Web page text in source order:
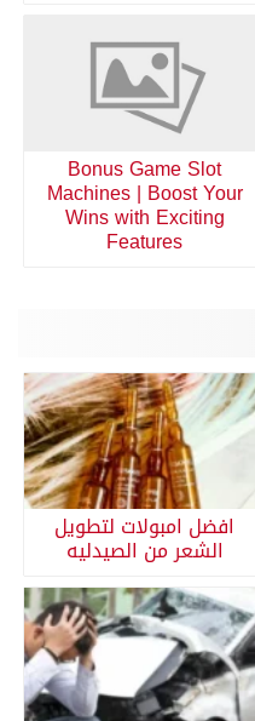
Bonus Game Slot
Machines | Boost Your
Wins with Exciting
Features
افضل امبولات لتطويل
الشعر من الصيدليه